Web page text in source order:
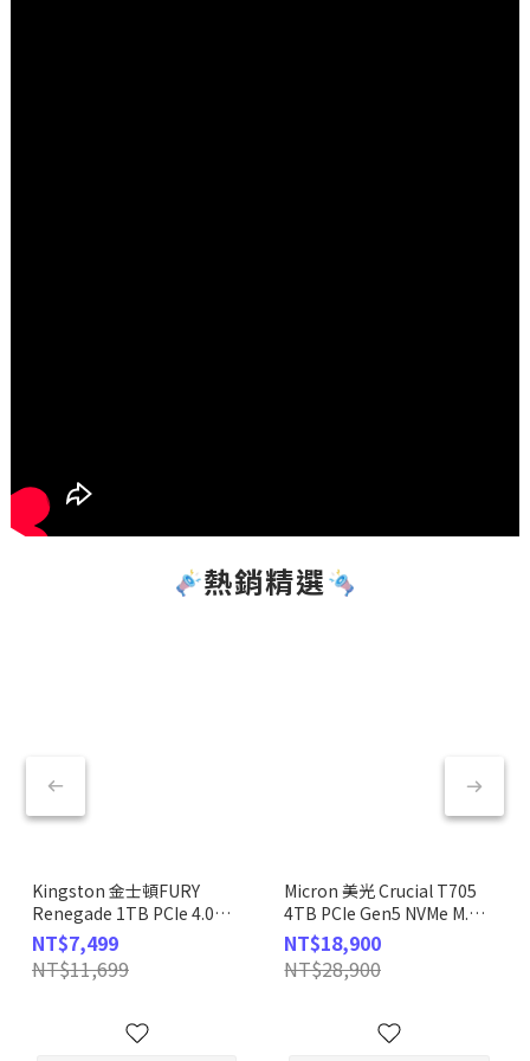
熱銷精選
Kingston 金士頓FURY
Renegade 1TB PCIe 4.0
NVMe SSD 固態硬碟
NT$7,499
NT$11,699
Micron 美光 Crucial T705
4TB PCIe Gen5 NVMe M.2
SSD 固態硬碟
(CT4000T705SSD3)
NT$18,900
NT$28,900